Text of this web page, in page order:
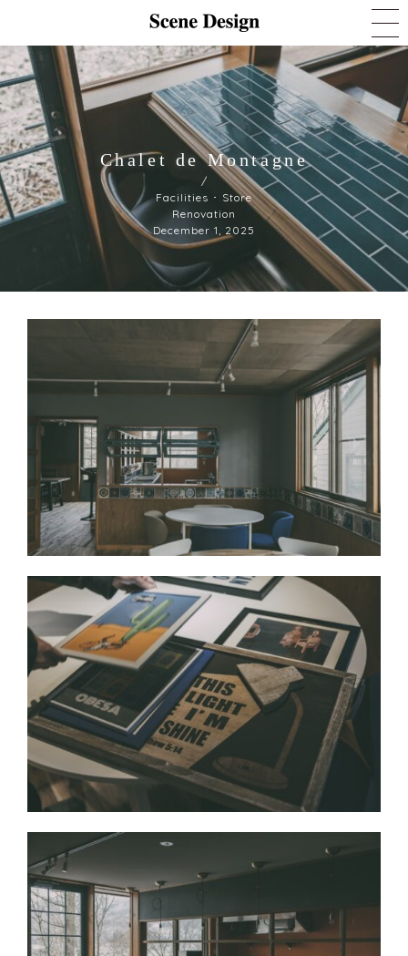
Chalet de Montagne
/
Facilities ･ Store
Renovation
December 1, 2025